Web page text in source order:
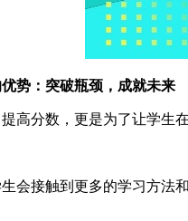
优势：突破瓶颈，成就未来
高分数，更是为了让学生
接触到更多的学习方法和